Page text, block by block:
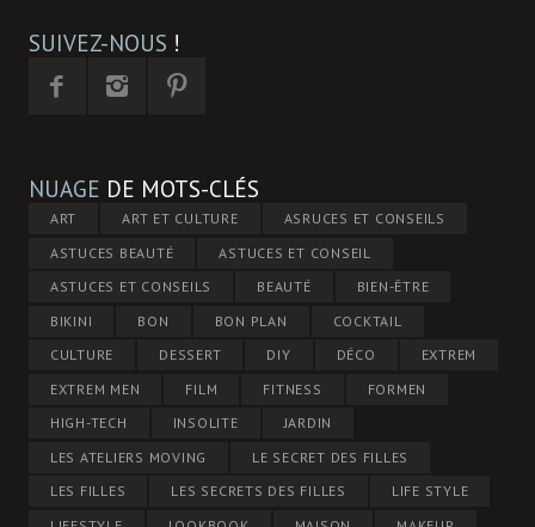
SUIVEZ-NOUS !
NUAGE DE MOTS-CLÉS
ART ART ET CULTURE
ASRUCES ET CONSEILS
ASTUCES BEAUTÉ
ASTUCES ET CONSEIL
ASTUCES ET CONSEILS
BEAUTÉ
BIEN-ÊTRE
BIKINI
BON BON PLAN
COCKTAIL
CULTURE
DESSERT DIY DÉCO
EXTREM
EXTREM MEN
FILM FITNESS
FORMEN
HIGH-TECH
INSOLITE
JARDIN
LES ATELIERS MOVING
LE SECRET DES FILLES
LES FILLES
LES SECRETS DES FILLES
LIFE STYLE